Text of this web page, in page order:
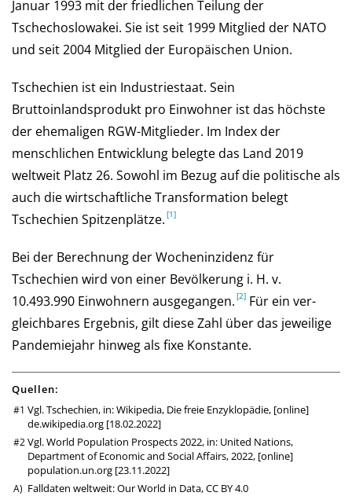
Januar 1993 mit der friedlichen Teilung der
Tschechoslowakei. Sie ist seit 1999 Mitglied der NATO
und seit 2004 Mitglied der Europäischen Union.
Tschechien ist ein Industriestaat. Sein
Bruttoinlandsprodukt pro Einwohner ist das höchste
der ehemaligen RGW-Mitglieder. Im Index der
menschlichen Entwicklung belegte das Land 2019
weltweit Platz 26. Sowohl im Bezug auf die politische als
auch die wirtschaftliche Transformation belegt
Tschechien Spitzenplätze.
Bei der Be­rech­nung der Wochen­inzi­denz für
Tschechien wird von einer Be­völ­ke­rung i. H. v.
10.493.990 Ein­woh­nern aus­ge­gan­gen.
Für ein ver­
gleich­ba­res Er­geb­nis, gilt diese Zahl über das je­wei­lige
Pan­de­mie­jahr hin­weg als fixe Konstante.
Quellen:
Vgl. Tschechien, in: Wikipedia, Die freie Enzyklopädie, [online]
de.wikipedia.org[18.02.2022]
Vgl. World Population Prospects 2022, in: United Nations,
Department of Economic and Social Affairs, 2022, [online]
population.un.org[23.11.2022]
Falldaten weltweit:Our World in Data,CC BY 4.0